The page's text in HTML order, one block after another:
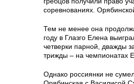
соревнованиях.
Тем не менее она
году в Глазго Елена
четверки парной, дважды
трижды – на чемпионатах
Однако россиянки не